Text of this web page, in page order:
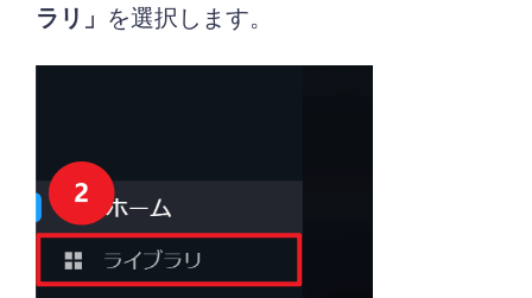
ラリ」 を選択します。